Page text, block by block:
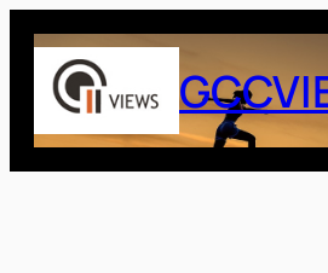
Saltar
contenido